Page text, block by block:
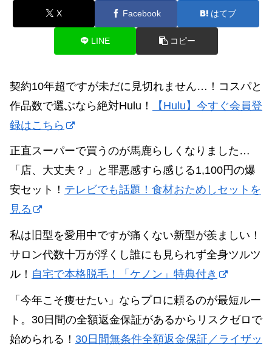
X Facebook はてブ
LINE コピー
契約10年超ですが未だに見切れません…！コスパと
作品数で選ぶなら絶対Hulu！
【Hulu】今すぐ会員登
録はこちら
正直スーパーで買うのが馬鹿らしくなりました…
「店、大丈夫？」と罪悪感すら感じる1,100円の爆
安セット！ テレビでも話題！食材おためしセットを
見る
私は旧型を愛用中ですが痛くない新型が羨ましい！
サロン代数十万が浮くし誰にも見られず全身ツルツ
ル！ 自宅で本格脱毛！「ケノン」特典付き
「今年こそ痩せたい」ならプロに頼るのが最短ルー
ト。30日間の全額返金保証があるからリスクゼロで
始められる！ 30日間無条件全額返金保証／ライザッ